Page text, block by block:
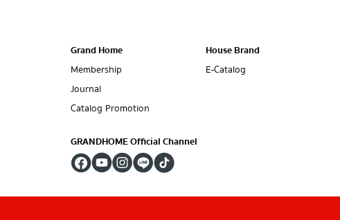
Grand Home
Membership
Journal
Catalog Promotion
House Brand
E-Catalog
GRANDHOME Official Channel